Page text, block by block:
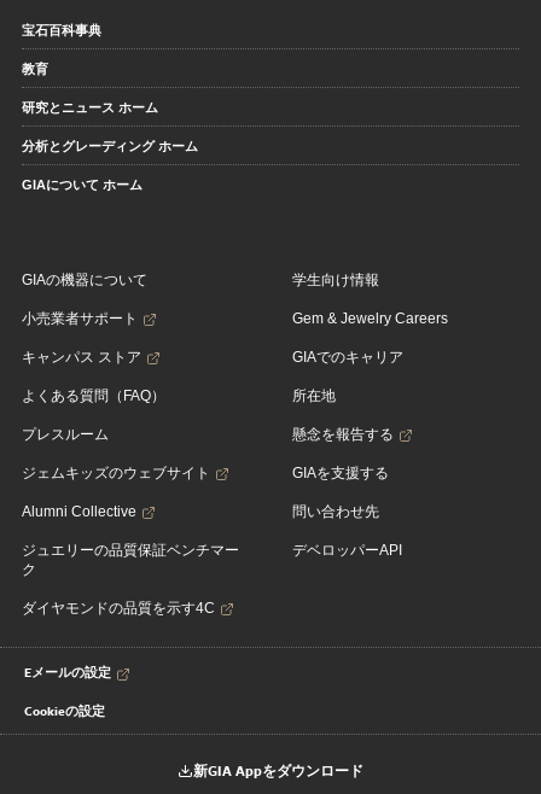
宝石百科事典
教育
研究とニュース ホーム
分析とグレーディング ホーム
GIAについて ホーム
GIAの機器について
小売業者サポート
キャンパス ストア
よくある質問（FAQ）
プレスルーム
ジェムキッズのウェブサイト
Alumni Collective
ジュエリーの品質保証ベンチマー
ク
ダイヤモンドの品質を示す4C
学生向け情報
Gem & Jewelry Careers
GIAでのキャリア
所在地
懸念を報告する
GIAを支援する
問い合わせ先
デベロッパーAPI
Eメールの設定
Cookieの設定
新GIA Appをダウンロード